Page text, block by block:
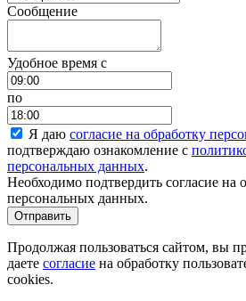
Сообщение
Удобное время c
по
Я даю согласие на обработку
подтверждаю ознакомление с
персональных данных.
Необходимо подтвердить согласие на
персональных данных.
Отправить
Продолжая пользоваться сайтом, вы
даете согласие на обработку
cookies.